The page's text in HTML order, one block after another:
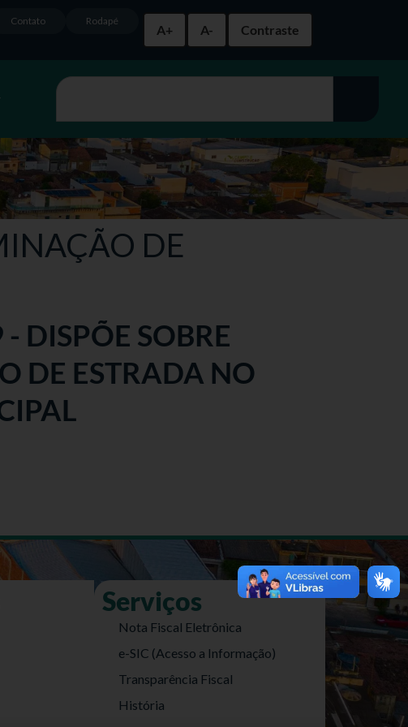
A+
A- Contraste
Rodapé
Contato
DE
DISPÕE SOBRE
DE ESTRADA NO
Serviços
Nota Fiscal Eletrônica
e-SIC (Acesso a Informação)
Transparência Fiscal
História